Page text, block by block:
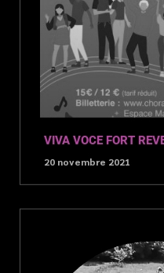
VIVA VOCE FORT
20 novembre 2021